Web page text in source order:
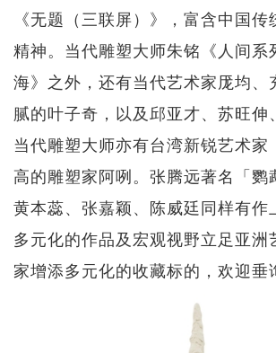
《无题（三联屏）》，富含中国
精神。当代雕塑大师朱铭《人间系
海》之外，还有当代艺术家厐均、
腻的叶子奇，以及邱亚才、苏旺伸
当代雕塑大师亦有台湾新锐艺术家
高的雕塑家阿咧。张腾远著名「鹦
黄本蕊、张嘉颖、陈威廷同样有作
多元化的作品及宏观视野立足亚洲
家增添多元化的收藏标的，欢迎垂